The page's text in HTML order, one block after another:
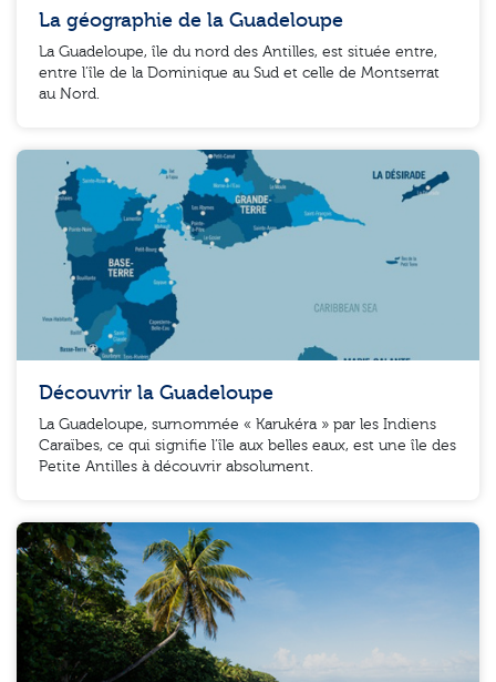
La géographie de la Guadeloupe
La Guadeloupe, île du nord des Antilles, est située entre,
entre l’île de la Dominique au Sud et celle de Montserrat
au Nord.
Découvrir la Guadeloupe
La Guadeloupe, surnommée « Karukéra » par les Indiens
Caraïbes, ce qui signifie l’île aux belles eaux, est une île des
Petite Antilles à découvrir absolument.